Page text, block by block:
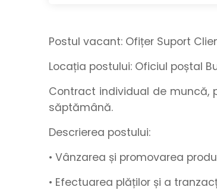
Postul vacant: Ofițer Suport
Locația postului: Oficiul poștal
Contract individual de muncă,
săptămână.
Descrierea postului:
• Vânzarea și promovarea
• Efectuarea plăților și a